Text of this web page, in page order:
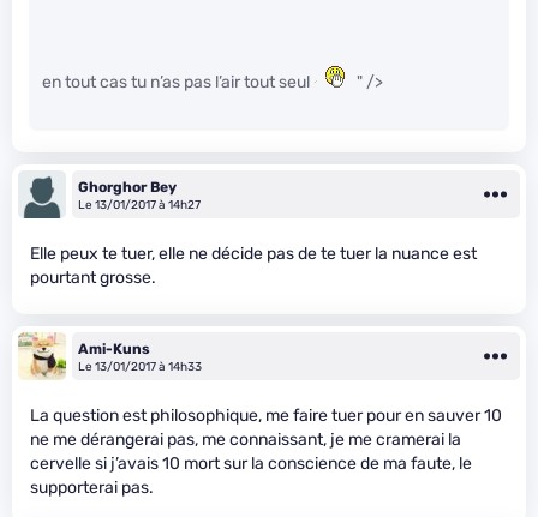
en tout cas tu n’as pas l’air tout seul " />
Ghorghor Bey
Le 13/01/2017 à 14h27
Elle peux te tuer, elle ne décide pas de te tuer la nuance est
pourtant grosse.
Ami-Kuns
Le 13/01/2017 à 14h33
La question est philosophique, me faire tuer pour en sauver 10
ne me dérangerai pas, me connaissant, je me cramerai la
cervelle si j’avais 10 mort sur la conscience de ma faute, le
supporterai pas.